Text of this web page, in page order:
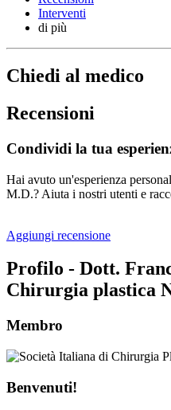
Interventi
di più
Chiedi al medico
Recensioni
Condividi la tua
Hai avuto un'esperienza
M.D.? Aiuta i nostri utenti e
Aggiungi recensione
Profilo - Dott.
Chirurgia plastica
Membro
Benvenuti!